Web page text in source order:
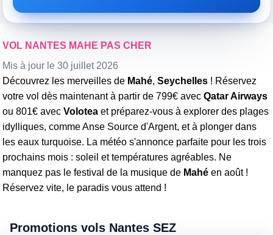
VOL NANTES MAHE PAS CHER
Mis à jour le 30 juillet 2026
Découvrez les merveilles de Mahé, Seychelles ! Réservez
votre vol dès maintenant à partir de 799€ avec Qatar Airways
ou 801€ avec Volotea et préparez-vous à explorer des plages
idylliques, comme Anse Source d'Argent, et à plonger dans
les eaux turquoise. La météo s'annonce parfaite pour les trois
prochains mois : soleil et températures agréables. Ne
manquez pas le festival de la musique de Mahé en août !
Réservez vite, le paradis vous attend !
Promotions vols Nantes SEZ